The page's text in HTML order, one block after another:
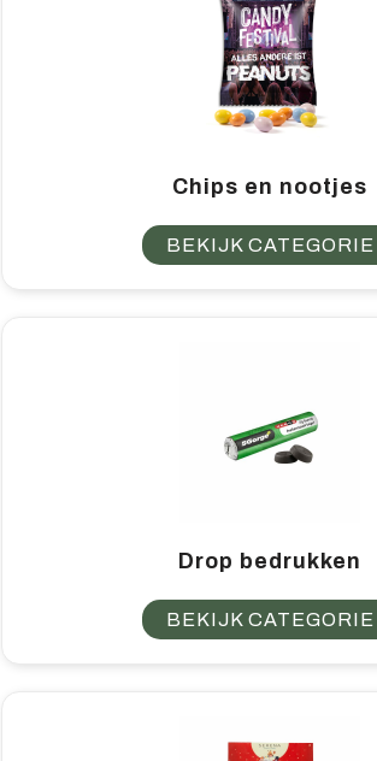
Chips en nootjes
BEKIJK CATEGORIE
Drop bedrukken
BEKIJK CATEGORIE